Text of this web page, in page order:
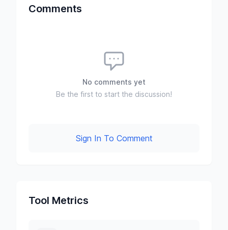
Comments
No comments yet
Be the first to start the discussion!
Sign In To Comment
Tool Metrics